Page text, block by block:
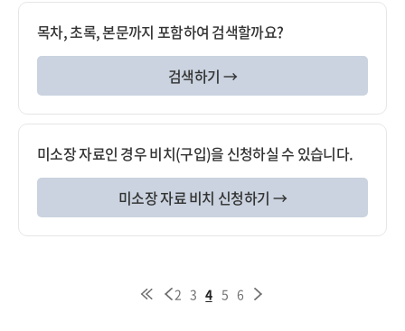
목차, 초록, 본문까지 포함하여 검색할까요?
검색하기 →
미소장 자료인 경우 비치(구입)을 신청하실 수 있습니다.
미소장 자료 비치 신청하기 →
2 3 4 5 6